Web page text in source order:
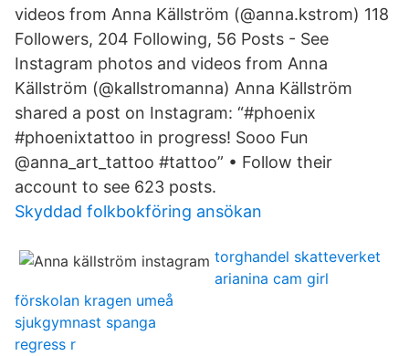
videos from Anna Källström (@anna.kstrom) 118
Followers, 204 Following, 56 Posts - See
Instagram photos and videos from Anna
Källström (@kallstromanna) Anna Källström
shared a post on Instagram: “#phoenix
#phoenixtattoo in progress! Sooo Fun ️
@anna_art_tattoo #tattoo” • Follow their
account to see 623 posts.
Skyddad folkbokföring ansökan
torghandel skatteverket
arianina cam girl
förskolan kragen umeå
sjukgymnast spanga
regress r